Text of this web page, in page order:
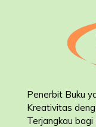
Penerbit Buku
Kreativitas
Terjangkau